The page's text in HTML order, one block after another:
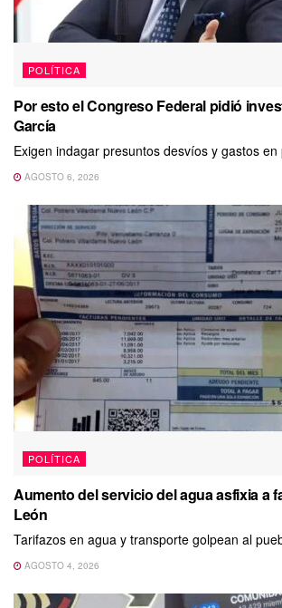
POLÍTICA
Por esto el Congreso Federal pidió
García
Exigen indagar presuntos desvíos y gastos en
AGOSTO 6, 2026
POLÍTICA
Aumento del servicio del agua asfixia a
León
Tarifazos en agua y transporte golpean al
AGOSTO 4, 2026